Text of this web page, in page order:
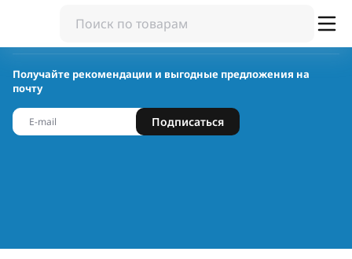
Получайте рекомендации и выгодные предложения на
почту
Подписаться